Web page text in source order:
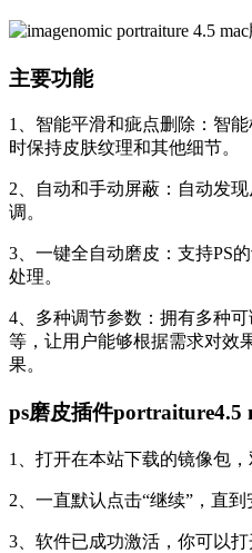
主要功能
1、智能平滑和疵点删除：智
时保持皮肤纹理和其他细节。
2、自动和手动屏蔽：自动发
调。
3、一键全自动磨皮：支持PS
处理。
4、多种调节参数：拥有多种
等，让用户能够根据需求对效
果。
ps磨皮插件portraiture4.5
1、打开在本站下载的镜像包，
2、一直默认点击“继续”，直到
3、软件已成功激活，你可以